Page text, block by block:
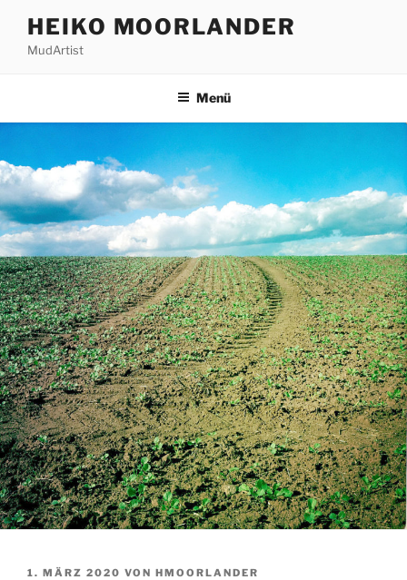
Inhalt
springen
HEIKO MOORLANDER
MudArtist
Menü
VERÖFFENTLICHT
1. MÄRZ 2020 VON HMOORLANDER